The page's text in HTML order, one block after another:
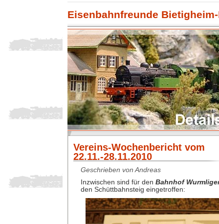
Eisenbahnfreunde
Vereins-Wochenbericht vom
22.11.-28.11.2010
Geschrieben von Andreas
Inzwischen sind für den Bahnhof
den Schüttbahnsteig eingetroffen: